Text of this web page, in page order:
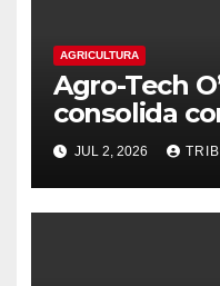
AGRICULTURA
Agro-Tech
consolida
para la
JUL 2, 2026